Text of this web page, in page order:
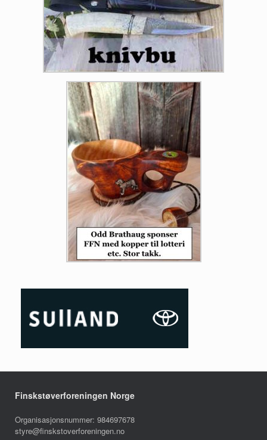
Finskstøverforeningen Norge
Organisasjonsnummer: 984697678
styre@finskstoverforeningen.no